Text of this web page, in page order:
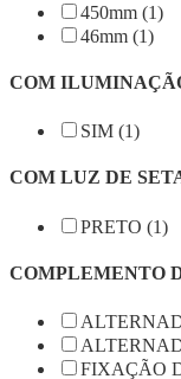
450mm (1)
46mm (1)
COM
SIM (1)
COM LUZ DE
PRETO (1)
COMPLEMENTO
FIXAÇÃO